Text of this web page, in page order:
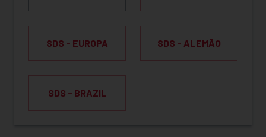
SDS - EUROPA SDS - ALEMÃO
SDS - BRAZIL